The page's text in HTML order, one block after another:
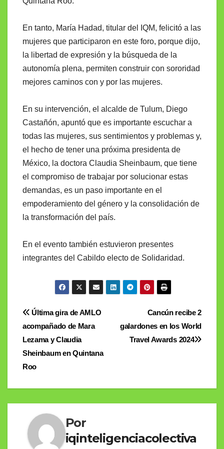
En tanto, María Hadad, titular del IQM, felicitó a las
mujeres que participaron en este foro, porque dijo,
la libertad de expresión y la búsqueda de la
autonomía plena, permiten construir con sororidad
mejores caminos con y por las mujeres.
En su intervención, el alcalde de Tulum, Diego
Castañón, apuntó que es importante escuchar a
todas las mujeres, sus sentimientos y problemas y,
el hecho de tener una próxima presidenta de
México, la doctora Claudia Sheinbaum, que tiene
el compromiso de trabajar por solucionar estas
demandas, es un paso importante en el
empoderamiento del género y la consolidación de
la transformación del país.
En el evento también estuvieron presentes
integrantes del Cabildo electo de Solidaridad.
Navegación
de
entradas
Cancún recibe 2
galardones en los World
Travel Awards 2024
Última gira de AMLO
acompañado de Mara
Lezama y Claudia
Sheinbaum en Quintana
Roo
Por
iqinteligenciacolectiva